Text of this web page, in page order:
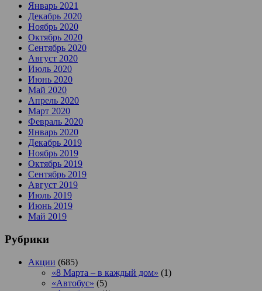
Январь 2021
Декабрь 2020
Ноябрь 2020
Октябрь 2020
Сентябрь 2020
Август 2020
Июль 2020
Июнь 2020
Май 2020
Апрель 2020
Март 2020
Февраль 2020
Январь 2020
Декабрь 2019
Ноябрь 2019
Октябрь 2019
Сентябрь 2019
Август 2019
Июль 2019
Июнь 2019
Май 2019
Рубрики
Акции (685)
«8 Марта – в каждый дом» (1)
«Автобус» (5)